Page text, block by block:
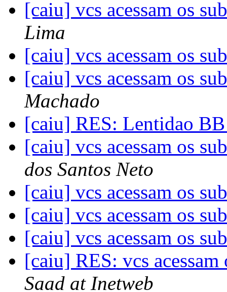
[caiu] vcs acessam os
Lima
[caiu] vcs acessam os
[caiu] vcs acessam os
Machado
[caiu] RES: Lentidao
[caiu] vcs acessam os
dos Santos Neto
[caiu] vcs acessam os
[caiu] vcs acessam os
[caiu] vcs acessam os
[caiu] RES: vcs
Saad at Inetweb